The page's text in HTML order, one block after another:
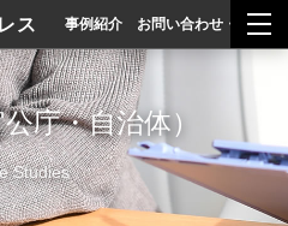
ス 事例紹介 お問い合わせ・ご相談
庁・自治体）
Studies